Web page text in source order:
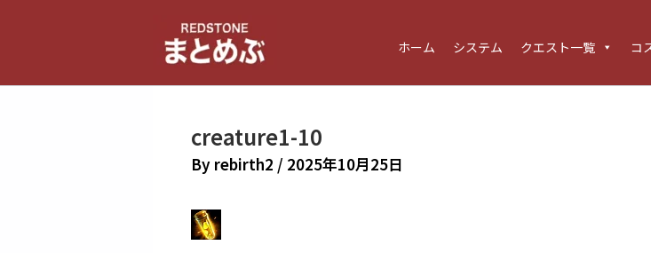
ス
ホーム システム クエスト一覧 コ
creature1-10
By rebirth2 / 2025年10月25日